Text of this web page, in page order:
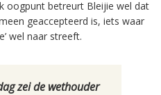
oogpunt betreurt Bleijie wel dat
geaccepteerd is, iets waar
wel naar streeft.
zei de wethouder